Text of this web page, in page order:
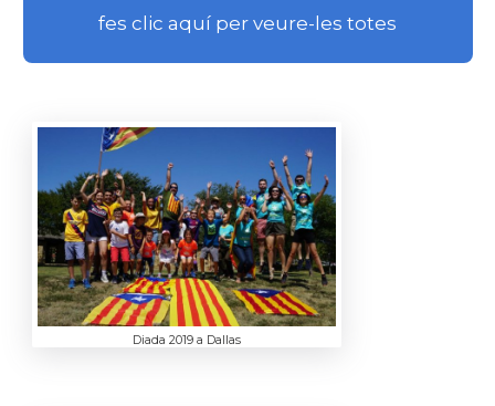
fes clic aquí per veure-les totes
Diada 2019 a Dallas